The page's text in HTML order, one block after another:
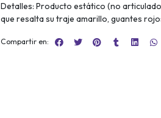
Detalles: Producto estático (no
que resalta su traje amarillo, guantes
Compartir en: